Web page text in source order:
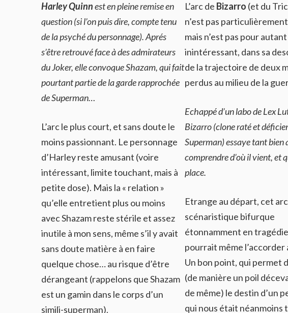
Harley Quinnest en pleine remise en
question (si l’on puis dire, compte tenu
de la psyché du personnage). Aprés
s’être retrouvé face à des admirateurs
du Joker, elle convoque Shazam, qui fait
pourtant partie de la garde rapprochée
de Superman…
L’arc le plus court, et sans doute le
moins passionnant. Le personnage
d’Harley reste amusant (voire
intéressant, limite touchant, mais à
petite dose). Mais la « relation »
qu’elle entretient plus ou moins
avec Shazam reste stérile et assez
inutile à mon sens, même s’il y avait
sans doute matière à en faire
quelque chose… au risque d’être
dérangeant (rappelons que Shazam
est un gamin dans le corps d’un
simili-superman).
L’arc de Bizarro (et du
n’est pas
mais n’est pas pour autant
inintéressant, dans sa
de la trajectoire de deux
perdus au milieu de la
Echappé d’un labo de Lex
Bizarro (clone raté et
Superman) essaye tant bien
comprendre d’où il vient, et
place.
Etrange au départ, cet arc
scénaristique bifurque
étonnamment en tragédie
pourrait même l’accorder
Un bon point, qui permet
(de manière un poil
de même) le destin d’un
qui nous était néanmoins